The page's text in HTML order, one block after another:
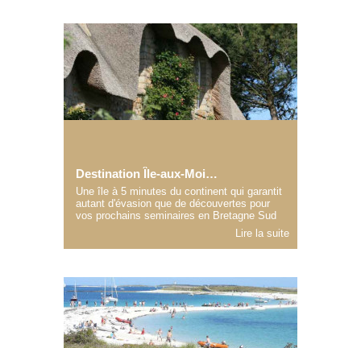
Destination Île-aux-Moines, Golfe du Morbihan
Une île à 5 minutes du continent qui garantit
autant d'évasion que de découvertes pour
vos prochains seminaires en Bretagne Sud
Lire la suite